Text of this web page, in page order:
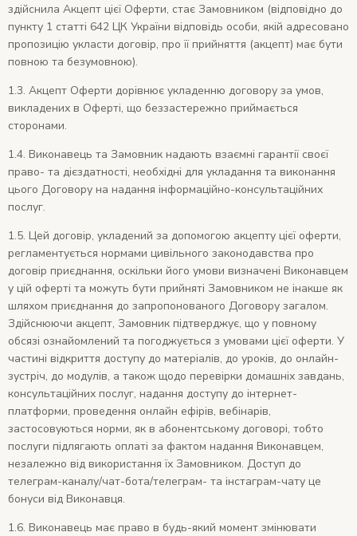
здійснила Акцепт цієї Оферти, стає Замовником (відповідно до
пункту 1 статті 642 ЦК України відповідь особи, якій адресовано
пропозицію укласти договір, про її прийняття (акцепт) має бути
повною та безумовною).
1.3. Акцепт Оферти дорівнює укладенню договору за умов,
викладених в Оферті, що беззастережно приймається
сторонами.
1.4. Виконавець та Замовник надають взаємні гарантії своєї
право- та дієздатності, необхідні для укладання та виконання
цього Договору на надання інформаційно-консультаційних
послуг.
1.5. Цей договір, укладений за допомогою акцепту цієї оферти,
регламентується нормами цивільного законодавства про
договір приєднання, оскільки його умови визначені Виконавцем
у цій оферті та можуть бути прийняті Замовником не інакше як
шляхом приєднання до запропонованого Договору загалом.
Здійснюючи акцепт, Замовник підтверджує, що у повному
обсязі ознайомлений та погоджується з умовами цієї оферти. У
частині відкриття доступу до матеріалів, до уроків, до онлайн-
зустріч, до модулів, а також щодо перевірки домашніх завдань,
консультаційних послуг, надання доступу до інтернет-
платформи, проведення онлайн ефірів, вебінарів,
застосовуються норми, як в абонентському договорі, тобто
послуги підлягають оплаті за фактом надання Виконавцем,
незалежно від використання їх Замовником. Доступ до
телеграм-каналу/чат-бота/телеграм- та інстаграм-чату це
бонуси від Виконавця.
1.6. Виконавець має право в будь-який момент змінювати